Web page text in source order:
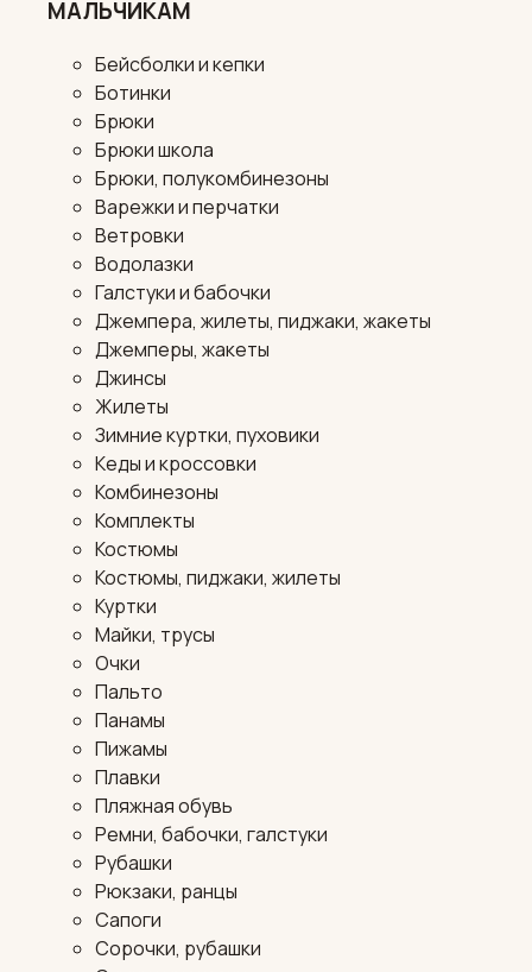
МАЛЬЧИКАМ
Бейсболки и кепки
Ботинки
Брюки
Брюки школа
Брюки, полукомбинезоны
Варежки и перчатки
Ветровки
Водолазки
Галстуки и бабочки
Джемпера, жилеты, пиджаки, жакеты
Джемперы, жакеты
Джинсы
Жилеты
Зимние куртки, пуховики
Кеды и кроссовки
Комбинезоны
Комплекты
Костюмы
Костюмы, пиджаки, жилеты
Куртки
Майки, трусы
Очки
Пальто
Панамы
Пижамы
Плавки
Пляжная обувь
Ремни, бабочки, галстуки
Рубашки
Рюкзаки, ранцы
Сапоги
Сорочки, рубашки